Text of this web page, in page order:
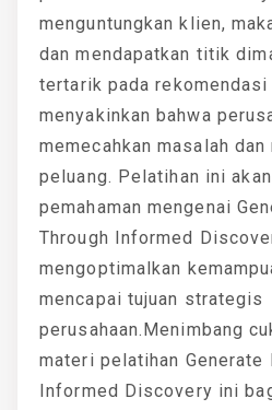
menguntungkan klien,
dan mendapatkan titik
tertarik pada rekomendasi
menyakinkan bahwa
memecahkan masalah dan
peluang. Pelatihan ini
pemahaman mengenai
Through Informed
mengoptimalkan
mencapai tujuan strategis
perusahaan.Menimbang
materi pelatihan Generate
Informed Discovery ini